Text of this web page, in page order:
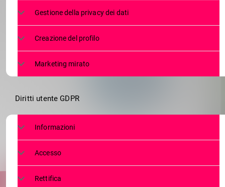
Gestione della privacy dei dati
Creazione del profilo
Marketing mirato
Diritti utente GDPR
Informazioni
Accesso
Rettifica